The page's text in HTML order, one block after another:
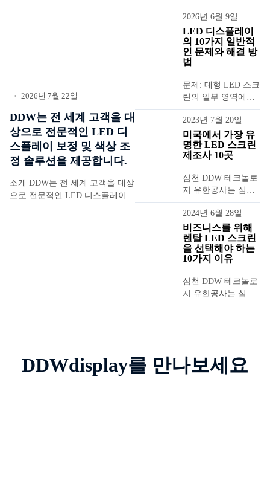
• 2026년 7월 22일
DDW는 전 세계 고객을 대
상으로 전문적인 LED 디
스플레이 보정 및 색상 조
정 솔루션을 제공합니다.
소개 DDW는 전 세계 고객을 대상
으로 전문적인 LED 디스플레이
2026년 6월 9일
LED 디스플레이
의 10가지 일반적
인 문제와 해결 방
법
문제: 대형 LED 스크
린의 일부 영역에서
보드 표시가 비정상
적으로 나타나는데,
예를 들어,...
2023년 7월 20일
미국에서 가장 유
명한 LED 스크린
제조사 10곳
심천 DDW 테크놀로
지 유한공사는 심천
에 위치한 LED 디스
플레이 스크린 전문
제조 및 개발 기업입
니다. 방문해 주셔서
감사합니다...
2024년 6월 28일
비즈니스를 위해
렌탈 LED 스크린
을 선택해야 하는
10가지 이유
심천 DDW 테크놀로
지 유한공사는 심천
DDWdisplay를 만나보세요